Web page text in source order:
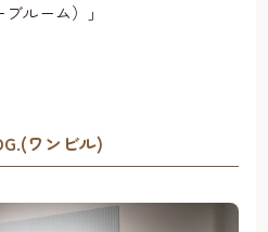
ルーム）」
ワンビル)